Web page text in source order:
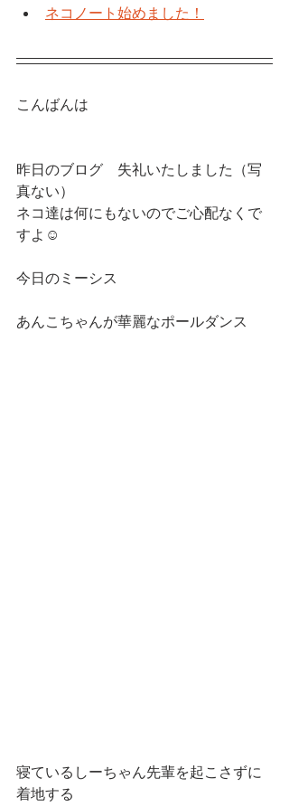
ネコノート始めました！
こんばんは
昨日のブログ　失礼いたしました（写
真ない）
ネコ達は何にもないのでご心配なくで
すよ☺️
今日のミーシス
あんこちゃんが華麗なポールダンス
寝ているしーちゃん先輩を起こさずに
着地する